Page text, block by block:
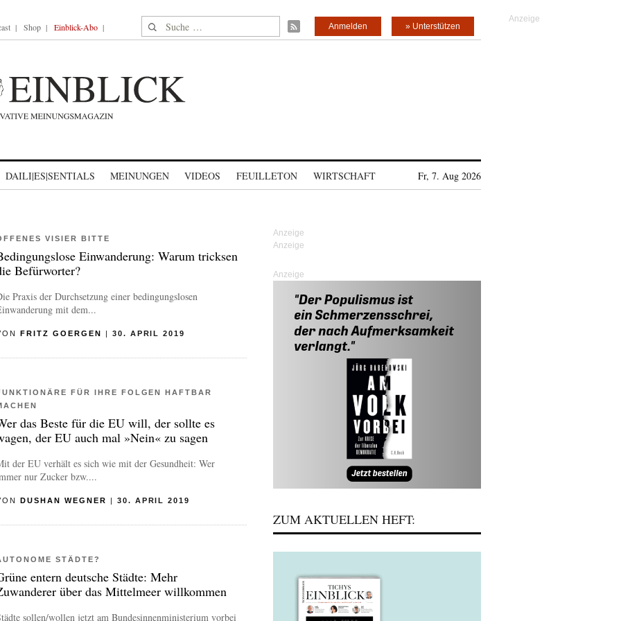
Shop Einblick-Abo Suche nach: » Unterstützen
Anmelden
DAILI|ES|SENTIALS MEINUNGEN VIDEOS FEUILLETON WIRTSCHAFT Fr, 7. Aug 2026
VISIER BITTE
Einwanderung: Warum tricksen
Befürworter?
Praxis der Durchsetzung einer bedingungslosen
mit dem...
FRITZ GOERGEN | 30. APRIL 2019
FÜR IHRE FOLGEN HAFTBAR
das Beste für die EU will, der sollte es
der EU auch mal »Nein« zu sagen
der EU verhält es sich wie mit der Gesundheit: Wer
nur Zucker bzw....
DUSHAN WEGNER | 30. APRIL 2019
STÄDTE?
entern deutsche Städte: Mehr
über das Mittelmeer willkommen
sollen/wollen jetzt am Bundesinnenministerium vorbei
Anzeige
ZUM AKTUELLEN HEFT: